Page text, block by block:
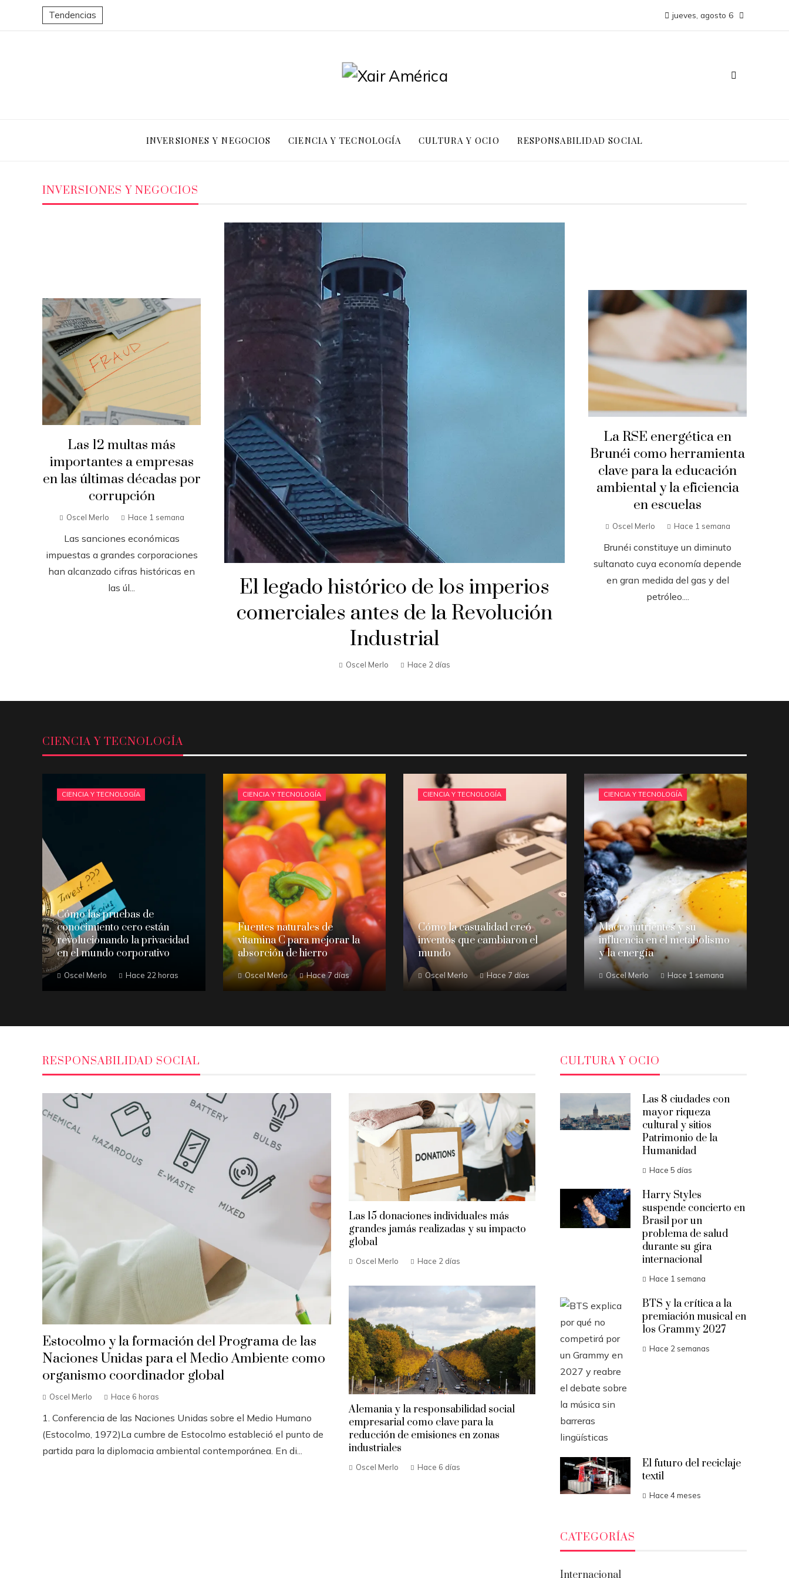
Tendencias jueves, agosto 6
INVERSIONES Y NEGOCIOS CIENCIA Y TECNOLOGÍA CULTURA Y OCIO RESPONSABILIDAD SOCIAL
INVERSIONES Y NEGOCIOS
El legado histórico de los imperios
comerciales antes de la Revolución
Industrial
Oscel Merlo Hace 2 días
Las 12 multas más
importantes a empresas
en las últimas décadas por
corrupción
Oscel Merlo Hace 1 semana
Las sanciones económicas
impuestas a grandes corporaciones
han alcanzado cifras históricas en
las úl...
La RSE energética en
Brunéi como herramienta
clave para la educación
ambiental y la eficiencia
en escuelas
Oscel Merlo Hace 1 semana
Brunéi constituye un diminuto
sultanato cuya economía depende
en gran medida del gas y del
petróleo....
CIENCIA Y TECNOLOGÍA
CIENCIA Y TECNOLOGÍA
Cómo las pruebas de
conocimiento cero están
revolucionando la privacidad
en el mundo corporativo
Oscel Merlo Hace 22 horas
CIENCIA Y TECNOLOGÍA
Fuentes naturales de
vitamina C para mejorar la
absorción de hierro
Oscel Merlo Hace 7 días
CIENCIA Y TECNOLOGÍA
Cómo la casualidad creó
inventos que cambiaron el
mundo
Oscel Merlo Hace 7 días
CIENCIA Y TECNOLOGÍA
Macronutrientes y su
influencia en el metabolismo
y la energía
Oscel Merlo Hace 1 semana
RESPONSABILIDAD SOCIAL
Estocolmo y la formación del Programa de las
Naciones Unidas para el Medio Ambiente como
organismo coordinador global
Oscel Merlo Hace 6 horas
1. Conferencia de las Naciones Unidas sobre el Medio Humano
(Estocolmo, 1972)La cumbre de Estocolmo estableció el punto de
partida para la diplomacia ambiental contemporánea. En di...
Las 15 donaciones individuales más
grandes jamás realizadas y su impacto
global
Oscel Merlo Hace 2 días
Alemania y la responsabilidad social
empresarial como clave para la
reducción de emisiones en zonas
industriales
Oscel Merlo Hace 6 días
CULTURA Y OCIO
Las 8 ciudades con
mayor riqueza
cultural y sitios
Patrimonio de la
Humanidad
Hace 5 días
Harry Styles
suspende concierto en
Brasil por un
problema de salud
durante su gira
internacional
Hace 1 semana
BTS y la crítica a la
premiación musical en
los Grammy 2027
Hace 2 semanas
El futuro del reciclaje
textil
Hace 4 meses
CATEGORÍAS
Internacional